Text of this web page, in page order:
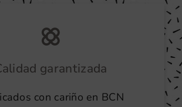
garantizada
con cariño en BCN